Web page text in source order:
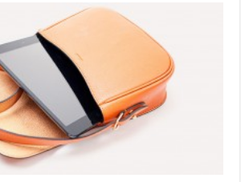
de
fondatrice
laContrie